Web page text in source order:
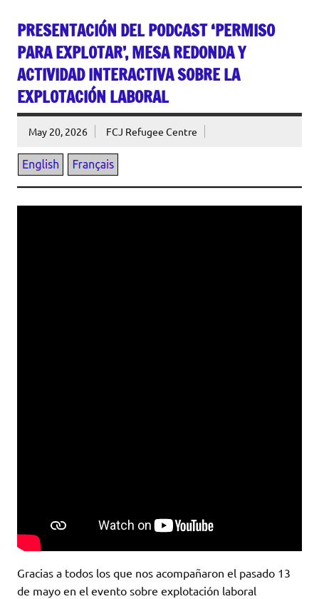
PRESENTACIÓN DEL PODCAST ‘PERMISO
PARA EXPLOTAR’, MESA REDONDA Y
ACTIVIDAD INTERACTIVA SOBRE LA
EXPLOTACIÓN LABORAL
May 20, 2026 FCJ Refugee Centre
Gracias a todos los que nos acompañaron el pasado 13
de mayo en el evento sobre explotación laboral